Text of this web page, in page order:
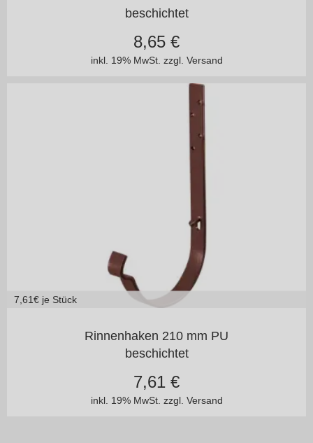
beschichtet
inkl. 19% MwSt. zzgl. Versand
8,65 €
7,61€ je Stück
Rinnenhaken 210 mm PU
beschichtet
inkl. 19% MwSt. zzgl. Versand
7,61 €